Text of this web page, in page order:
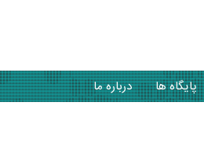
پایگاه ها
درباره ما